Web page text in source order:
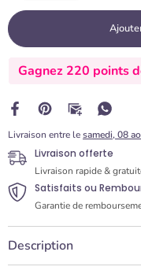
quantité
Support
Carton
32x32
cm
(x5)
quantité
Carton
32x32
(x5)
Gagnez 220 points
Livraison entre lesamedi, 08
Livraison offerte
Livraison rapide &
Satisfaits ou
Garantie de
Description